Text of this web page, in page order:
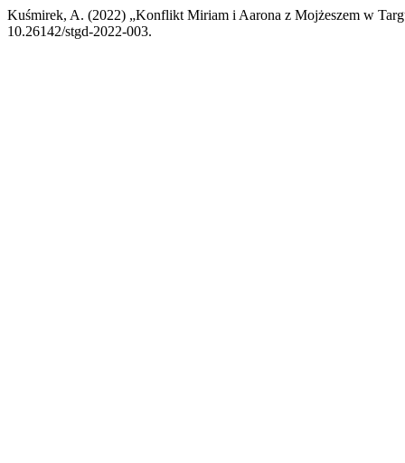
Kuśmirek, A. (2022) „Konflikt Miriam i Aarona z Mojżeszem w
10.26142/stgd-2022-003.